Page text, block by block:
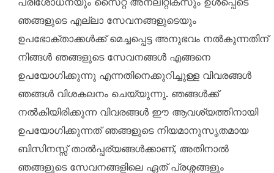
പരിശോധനയും സൈറ്റ് അനലിറ്റിക്സും ഉൾപ്പെടെ
ഞങ്ങളുടെ എല്ലാ സേവനങ്ങളുടെയും
ഉപഭോക്താക്കൾക്ക് മെച്ചപ്പെട്ട അനുഭവം നൽകുന്നതിന്
നിങ്ങൾ ഞങ്ങളുടെ സേവനങ്ങൾ എങ്ങനെ
ഉപയോഗിക്കുന്നു എന്നതിനെക്കുറിച്ചുള്ള വിവരങ്ങൾ
ഞങ്ങൾ വിശകലനം ചെയ്യുന്നു. ഞങ്ങൾക്ക്
നൽകിയിരിക്കുന്ന വിവരങ്ങൾ ഈ ആവശ്യത്തിനായി
ഉപയോഗിക്കുന്നത് ഞങ്ങളുടെ നിയമാനുസൃതമായ
ബിസിനസ്സ് താൽപ്പര്യങ്ങൾക്കാണ്, അതിനാൽ
ഞങ്ങളുടെ സേവനങ്ങളിലെ ഏത് പ്രശ്നങ്ങളും